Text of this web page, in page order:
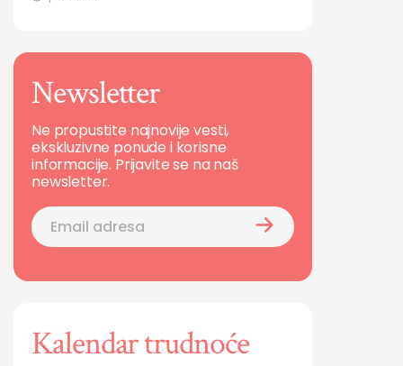
Newsletter
Ne propustite najnovije vesti,
ekskluzivne ponude i korisne
informacije. Prijavite se na naš
newsletter.
Kalendar trudnoće